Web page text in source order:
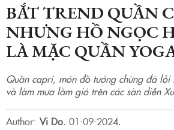
BẮT TREND QUẦN
NHƯNG HỒ NGỌC
LÀ MẶC QUẦN
Quần capri, món đồ tưởng chừng đã
và làm mưa làm gió trên các sàn diễn
Author: Vi Do. 01-09-2024.